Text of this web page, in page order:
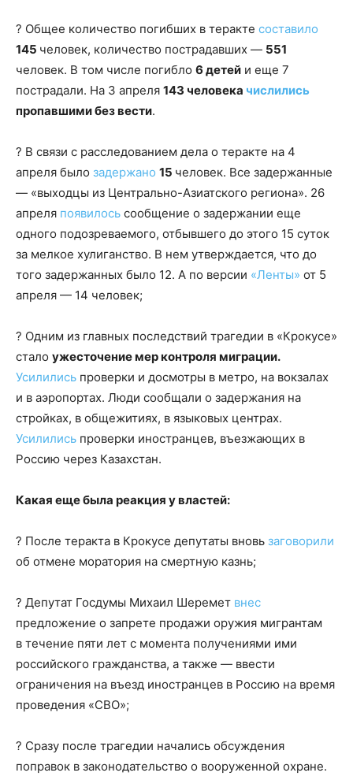
? Общее количество погибших в теракте составило
145 человек, количество пострадавших — 551
человек. В том числе погибло 6 детей и еще 7
пострадали. На 3 апреля 143 человека числились
пропавшими без вести.
? В связи с расследованием дела о теракте на 4
апреля было задержано 15 человек. Все задержанные
— «выходцы из Центрально-Азиатского региона». 26
апреля появилось сообщение о задержании еще
одного подозреваемого, отбывшего до этого 15 суток
за мелкое хулиганство. В нем утверждается, что до
того задержанных было 12. А по версии «Ленты» от 5
апреля — 14 человек;
? Одним из главных последствий трагедии в «Крокусе»
стало ужесточение мер контроля миграции.
Усилились проверки и досмотры в метро, на вокзалах
и в аэропортах. Люди сообщали о задержания на
стройках, в общежитиях, в языковых центрах.
Усилились проверки иностранцев, въезжающих в
Россию через Казахстан.
Какая еще была реакция у властей:
? После теракта в Крокусе депутаты вновь заговорили
об отмене моратория на смертную казнь;
? Депутат Госдумы Михаил Шеремет внес
предложение о запрете продажи оружия мигрантам
в течение пяти лет с момента получениями ими
российского гражданства, а также — ввести
ограничения на въезд иностранцев в Россию на время
проведения «СВО»;
? Сразу после трагедии начались обсуждения
поправок в законодательство о вооруженной охране.